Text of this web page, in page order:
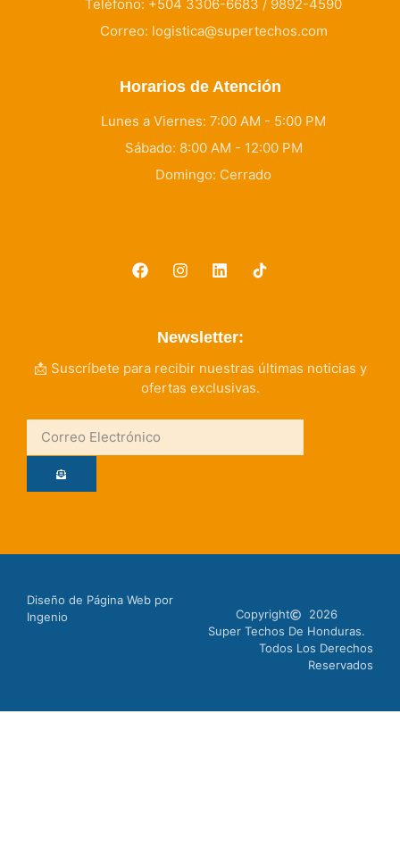
Teléfono: +504 3306-6683 / 9892-4590
Correo: logistica@supertechos.com
Horarios de Atención
Lunes a Viernes: 7:00 AM - 5:00 PM
Sábado: 8:00 AM - 12:00 PM
Domingo: Cerrado
Newsletter:
📩 Suscríbete para recibir nuestras últimas noticias y
ofertas exclusivas.
Diseño de Página Web por
Ingenio
Copyright
2026
Super Techos De Honduras.
Todos Los Derechos
Reservados